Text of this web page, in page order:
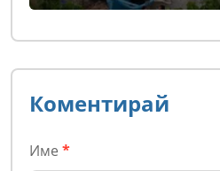
Коментирай
Име *